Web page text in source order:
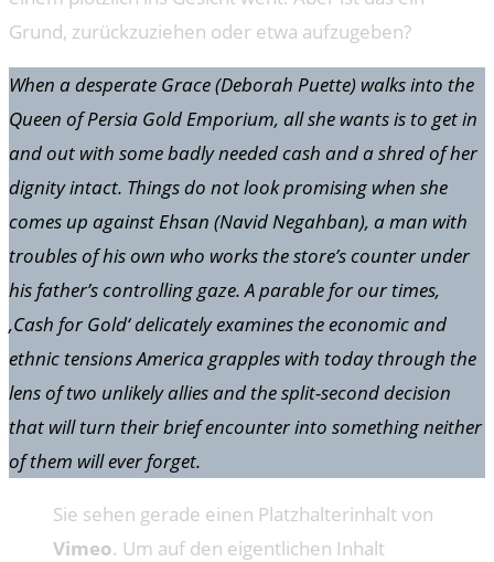
Grund, zurückzuziehen oder etwa aufzugeben?
When a desperate Grace (Deborah Puette) walks into the
Queen of Persia Gold Emporium, all she wants is to get in
and out with some badly needed cash and a shred of her
dignity intact. Things do not look promising when she
comes up against Ehsan (Navid Negahban), a man with
troubles of his own who works the store’s counter under
his father’s controlling gaze. A parable for our times,
‚Cash for Gold‘ delicately examines the economic and
ethnic tensions America grapples with today through the
lens of two unlikely allies and the split-second decision
that will turn their brief encounter into something neither
of them will ever forget.
Sie sehen gerade einen Platzhalterinhalt von
Vimeo. Um auf den eigentlichen Inhalt